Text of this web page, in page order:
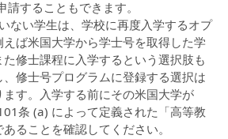
することもできます。
ない学生は、学校に再度入学するオプ
ば米国大学から学士号を取得した学
修士課程に入学するという選択肢も
修士号プログラムに登録する選択は
す。入学する前にその米国大学が
条 (a) によって定義された「高等教
ることを確認してください。